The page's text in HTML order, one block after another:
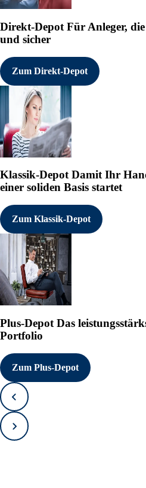
Direkt-Depot Für Anleger,
und sicher
Zum Direkt-Depot
Klassik-DepotDamit Ihr
einer soliden Basis startet
Zum Klassik-Depot
Plus-Depot Das
Portfolio
Zum Plus-Depot
Zurück
Vorwärts